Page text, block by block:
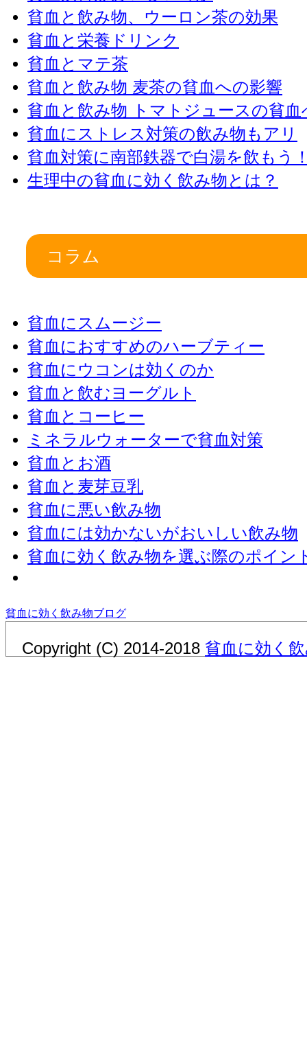
貧血と飲み物、ウーロン茶の効果
貧血と栄養ドリンク
貧血とマテ茶
貧血と飲み物 麦茶の貧血への影響
貧血と飲み物 トマトジュースの貧血
貧血にストレス対策の飲み物もアリ
貧血対策に南部鉄器で白湯を飲もう
生理中の貧血に効く飲み物とは？
コラム
貧血にスムージー
貧血におすすめのハーブティー
貧血にウコンは効くのか
貧血と飲むヨーグルト
貧血とコーヒー
ミネラルウォーターで貧血対策
貧血とお酒
貧血と麦芽豆乳
貧血に悪い飲み物
貧血には効かないがおいしい飲み物
貧血に効く飲み物を選ぶ際のポイン
貧血に効く飲み物ブログ
Copyright (C) 2014-2018 貧血に効く